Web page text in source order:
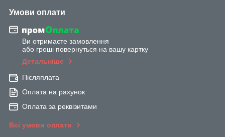
Умови оплати
Ви отримаєте замовлення
або гроші повернуться на вашу картку
Детальніше
Післяплата
Оплата на рахунок
Оплата за реквізитами
Всі умови оплати